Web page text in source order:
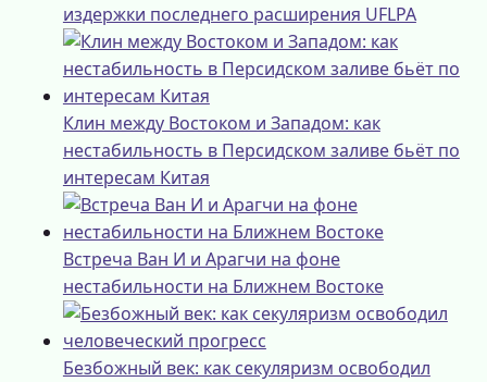
издержки последнего расширения UFLPA
Клин между Востоком и Западом: как
нестабильность в Персидском заливе бьёт по
интересам Китая
Встреча Ван И и Арагчи на фоне
нестабильности на Ближнем Востоке
Безбожный век: как секуляризм освободил